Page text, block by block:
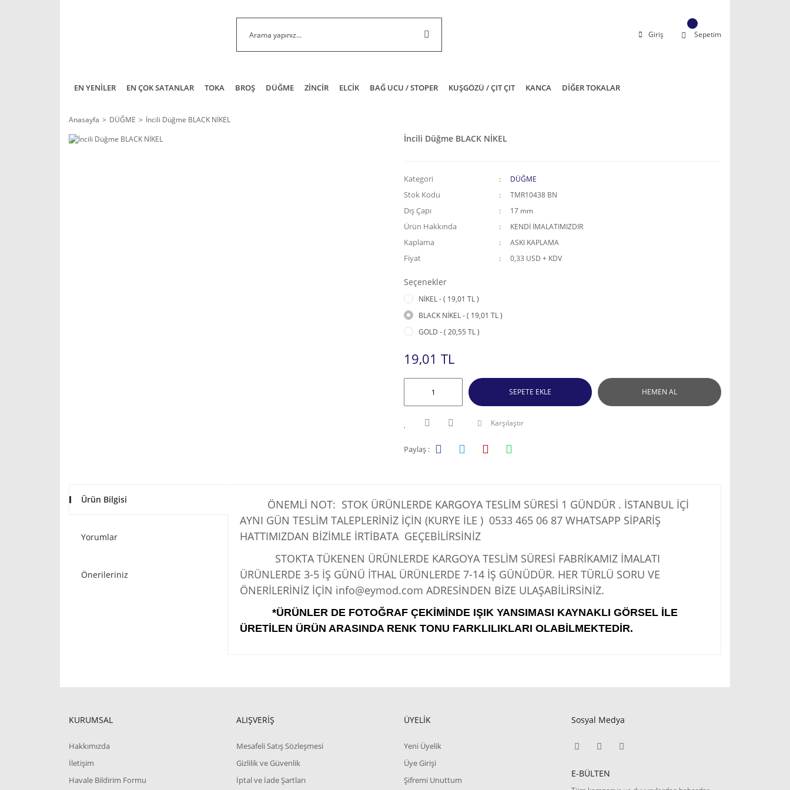
Giriş Sepetim
EN YENİLER EN ÇOK SATANLAR TOKA BROŞ DÜĞME ZİNCİR ELCİK BAĞ UCU / STOPER KUŞGÖZÜ / ÇIT ÇIT KANCA DİĞER TOKALAR
Anasayfa DÜĞME İncili Düğme BLACK NİKEL
İncili Düğme BLACK NİKEL
Kategori DÜĞME
Stok Kodu TMR10438 BN
Dış Çapı 17 mm
Ürün Hakkında KENDİ İMALATIMIZDIR
Kaplama ASKI KAPLAMA
Fiyat 0,33 USD + KDV
Seçenekler
NİKEL - ( 19,01 TL )
BLACK NİKEL - ( 19,01 TL )
GOLD - ( 20,55 TL )
19,01 TL
SEPETE EKLE HEMEN AL
Karşılaştır
Paylaş :
Ürün Bilgisi
Yorumlar
Önerileriniz
ÖNEMLİ NOT: STOK ÜRÜNLERDE KARGOYA TESLİM SÜRESİ 1 GÜNDÜR . İSTANBUL İÇİ
AYNI GÜN TESLİM TALEPLERİNİZ İÇİN (KURYE İLE ) 0533 465 06 87 WHATSAPP SİPARİŞ
HATTIMIZDAN BİZİMLE İRTİBATA GEÇEBİLİRSİNİZ
STOKTA TÜKENEN ÜRÜNLERDE KARGOYA TESLİM SÜRESİ FABRİKAMIZ İMALATI
ÜRÜNLERDE 3-5 İŞ GÜNÜ İTHAL ÜRÜNLERDE 7-14 İŞ GÜNÜDÜR. HER TÜRLÜ SORU VE
ÖNERİLERİNİZ İÇİN info@eymod.com ADRESİNDEN BİZE ULAŞABİLİRSİNİZ.
*ÜRÜNLER DE FOTOĞRAF ÇEKİMİNDE IŞIK YANSIMASI KAYNAKLI GÖRSEL İLE
ÜRETİLEN ÜRÜN ARASINDA RENK TONU FARKLILIKLARI OLABİLMEKTEDİR.
KURUMSAL
Hakkımızda
İletişim
Havale Bildirim Formu
ALIŞVERİŞ
Mesafeli Satış Sözleşmesi
Gizlilik ve Güvenlik
İptal ve İade Şartları
ÜYELİK
Yeni Üyelik
Üye Girişi
Şifremi Unuttum
Sosyal Medya
E-BÜLTEN